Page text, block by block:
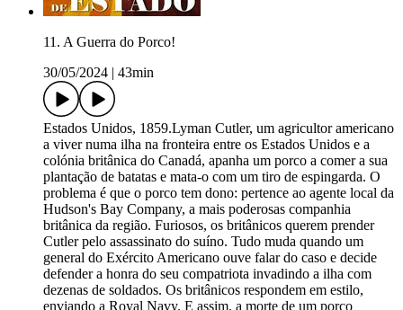
11. A Guerra do Porco!
30/05/2024
43min
Estados Unidos, 1859.Lyman Cutler, um agricultor americano
a viver numa ilha na fronteira entre os Estados Unidos e a
colónia britânica do Canadá, apanha um porco a comer a sua
plantação de batatas e mata-o com um tiro de espingarda. O
problema é que o porco tem dono: pertence ao agente local da
Hudson's Bay Company, a mais poderosas companhia
britânica da região. Furiosos, os britânicos querem prender
Cutler pelo assassinato do suíno. Tudo muda quando um
general do Exército Americano ouve falar do caso e decide
defender a honra do seu compatriota invadindo a ilha com
dezenas de soldados. Os britânicos respondem em estilo,
enviando a Royal Navy. E assim, a morte de um porco